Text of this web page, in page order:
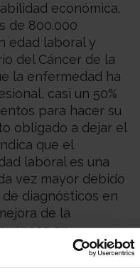
económica.
de 800.000
edad laboral y
del Cáncer de la
la enfermedad ha
casi un 50%
para hacer su
obligado a dejar el
que el
laboral es una
vez mayor debido
diagnósticos en
de la
en
la prolongación de
de la edad de